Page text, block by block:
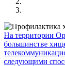
На территории
большинстве
следующими